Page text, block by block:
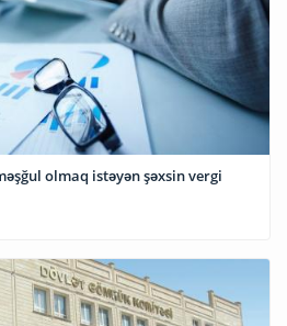
olmaq istəyən şəxsin vergi